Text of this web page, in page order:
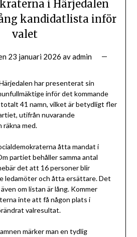
i Härjedalen
kandidatlista inför
valet
23 januari 2026 avadmin
har presenterat sin
inför det kommande
41 namn, vilket är betydligt fler
utifrån nuvarande
räkna med.
åtta mandat i
partiet behåller samma antal
det att 16 personer blir
ledamöter och åtta ersättare. Det
om listan är lång. Kommer
inte att få någon plats i
valresultat.
märker man en tydlig